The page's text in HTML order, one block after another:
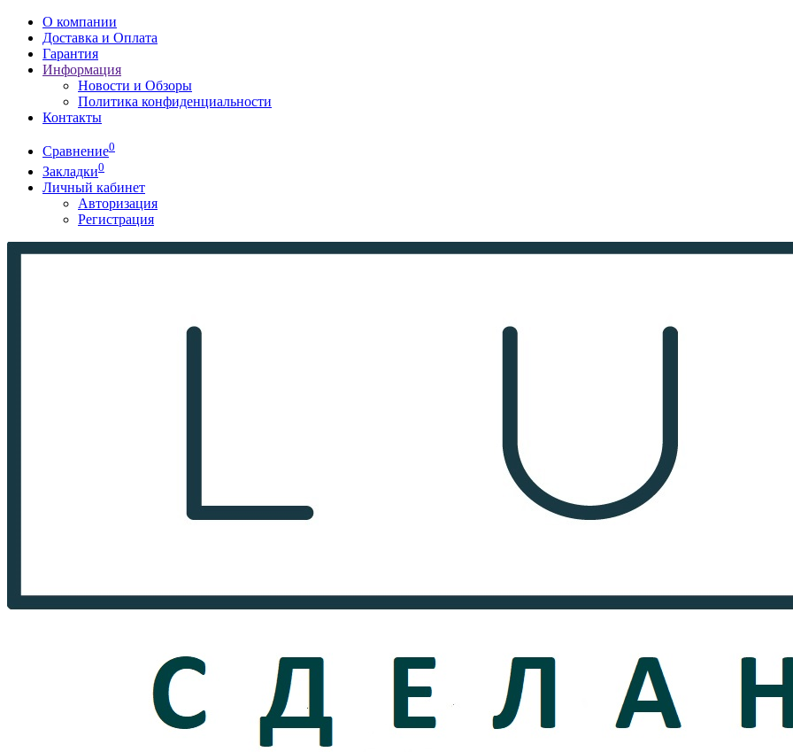
О компании
Доставка и Оплата
Гарантия
Информация
Новости и Обзоры
Политика конфиденциальности
Контакты
Сравнение0
Закладки0
Личный кабинет
Авторизация
Регистрация